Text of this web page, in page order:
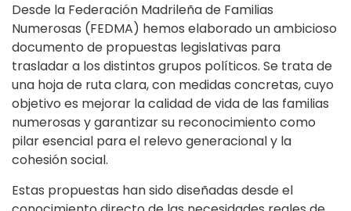
Desde la Federación Madrileña de Familias
Numerosas (FEDMA) hemos elaborado un ambicioso
documento de propuestas legislativas para
trasladar a los distintos grupos políticos. Se trata de
una hoja de ruta clara, con medidas concretas, cuyo
objetivo es mejorar la calidad de vida de las familias
numerosas y garantizar su reconocimiento como
pilar esencial para el relevo generacional y la
cohesión social.
Estas propuestas han sido diseñadas desde el